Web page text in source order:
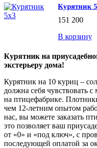
Курятник
151 200
В корзину
Курятник на
экстерьеру дома!
Курятник на 10 куриц –
должна себя чувствовать
на птицефабрике.
чем 12-летним опытом
нас, вы можете заказать
это позволяет ваш
от «0» и «под ключ», с
последующей оплатой за